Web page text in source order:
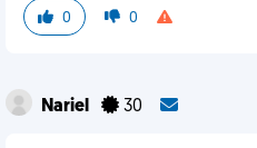
0 0
Nariel 30